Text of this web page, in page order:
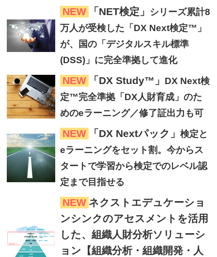
NEW 「NET検定」
シリーズ累計8
万人が受検した「DX Next検定™」
が、国の「デジタルスキル標準
(DSS)」に完全準拠して進化
NEW 「DX Study™」 DX Next検
定™完全準拠「DX人財育成」のた
めのeラーニング／修了証出力も可
NEW 「DX Nextパック」 検定と
eラーニングをセット割。今からス
タートで学習から検定でのレベル認
定まで目指せる
NEW ネクストエデュケーショ
ンシンクのアセスメントを活用
した、組織人財分析ソリューシ
ョン【組織分析・組織開発・人